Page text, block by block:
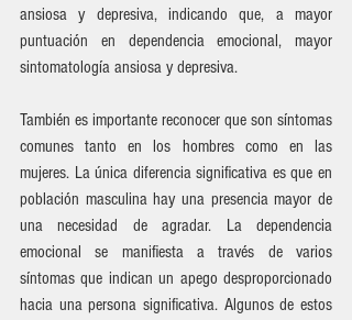
ansiosa y depresiva, indicando que, a mayor
puntuación en dependencia emocional, mayor
sintomatología ansiosa y depresiva.
También es importante reconocer que son síntomas
comunes tanto en los hombres como en las
mujeres. La única diferencia significativa es que en
población masculina hay una presencia mayor de
una necesidad de agradar. La dependencia
emocional se manifiesta a través de varios
síntomas que indican un apego desproporcionado
hacia una persona significativa. Algunos de estos